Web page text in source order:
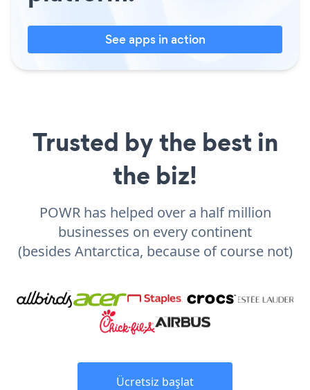
See apps in action
Trusted by the best in
the biz!
POWR has helped over a half million
businesses on every continent
(besides Antarctica, because of course not)
Ücretsiz başlat